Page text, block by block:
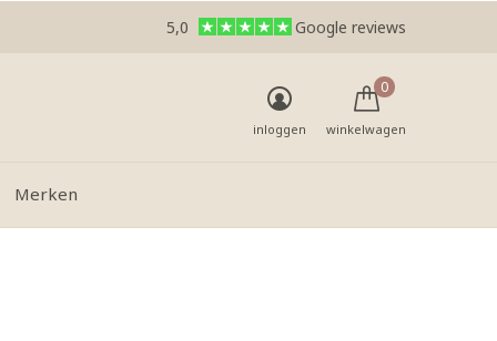
Merken
inloggen winkelwagen
0
5,0 Google reviews